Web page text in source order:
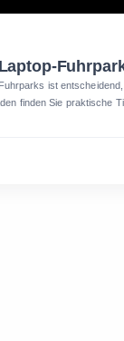
ist
finden Sie praktische